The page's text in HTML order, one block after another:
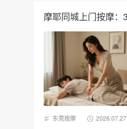
摩耶同城上门按摩
东莞按摩 2026.07.27